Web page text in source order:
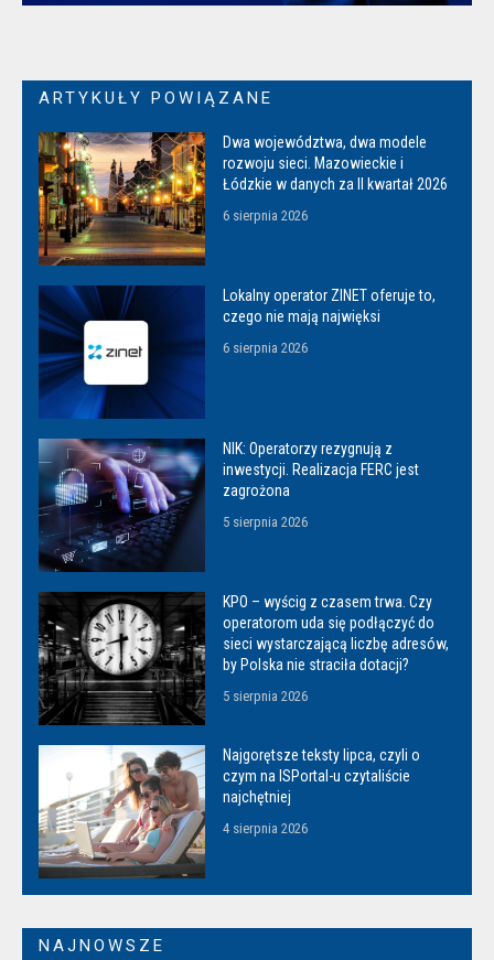
ARTYKUŁY POWIĄZANE
Dwa województwa, dwa modele
rozwoju sieci. Mazowieckie i
Łódzkie w danych za II kwartał 2026
6 sierpnia 2026
Lokalny operator ZINET oferuje to,
czego nie mają najwięksi
6 sierpnia 2026
NIK: Operatorzy rezygnują z
inwestycji. Realizacja FERC jest
zagrożona
5 sierpnia 2026
KPO – wyścig z czasem trwa. Czy
operatorom uda się podłączyć do
sieci wystarczającą liczbę adresów,
by Polska nie straciła dotacji?
5 sierpnia 2026
Najgorętsze teksty lipca, czyli o
czym na ISPortal-u czytaliście
najchętniej
4 sierpnia 2026
NAJNOWSZE